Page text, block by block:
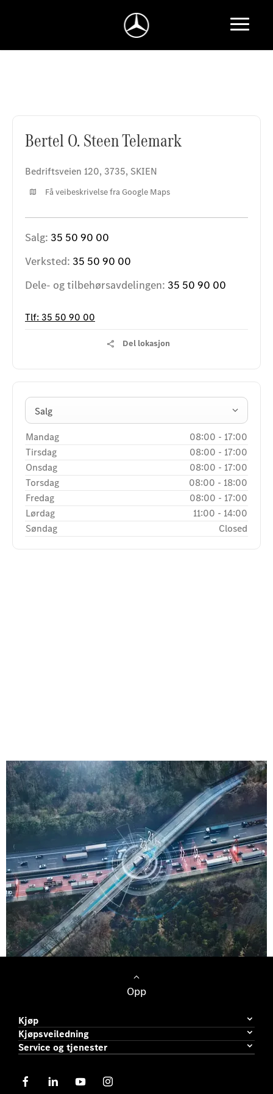
Bertel O. Steen Telemark
Bedriftsveien 120, 3735, SKIEN
Få veibeskrivelse fra Google Maps
Salg: 35 50 90 00
Verksted: 35 50 90 00
Dele- og tilbehørsavdelingen: 35 50 90 00
Tlf: 35 50 90 00
Del lokasjon
Salg
Mandag 08:00 - 17:00
Tirsdag
08:00 - 17:00
Onsdag
08:00 - 17:00
Torsdag
08:00 - 18:00
Fredag
08:00 - 17:00
Lørdag
11:00 - 14:00
Søndag
Closed
Opp
Kjøp
Kjøpsveiledning
Service og tjenester